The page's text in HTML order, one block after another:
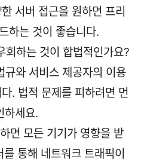
서버 접근을 원하면 프리
하는 것이 좋습니다.
하는 것이 합법적인가요?
규와 서비스 제공자의 이용
. 법적 문제를 피하려면 먼
하세요.
면 모든 기기가 영향을 받
통해 네트워크 트래픽이